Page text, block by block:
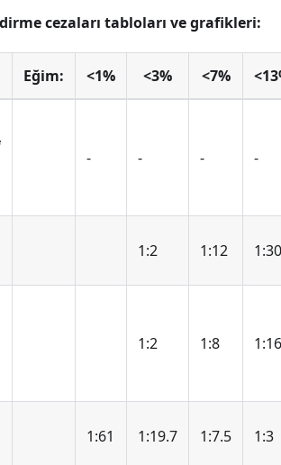
cezaları tabloları ve grafikleri:
Eğim: <1% <3% <7%
- - - -
1:2 1:12 1:30
1:2 1:8 1:16
1:61 1:19.7 1:7.5 1:3